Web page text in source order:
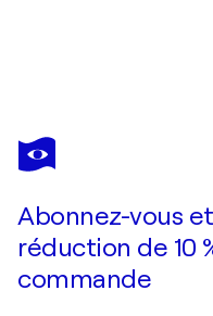
VADIM DOLGOV
Flower Market
Abonnez-vous
réduction de 10
commande